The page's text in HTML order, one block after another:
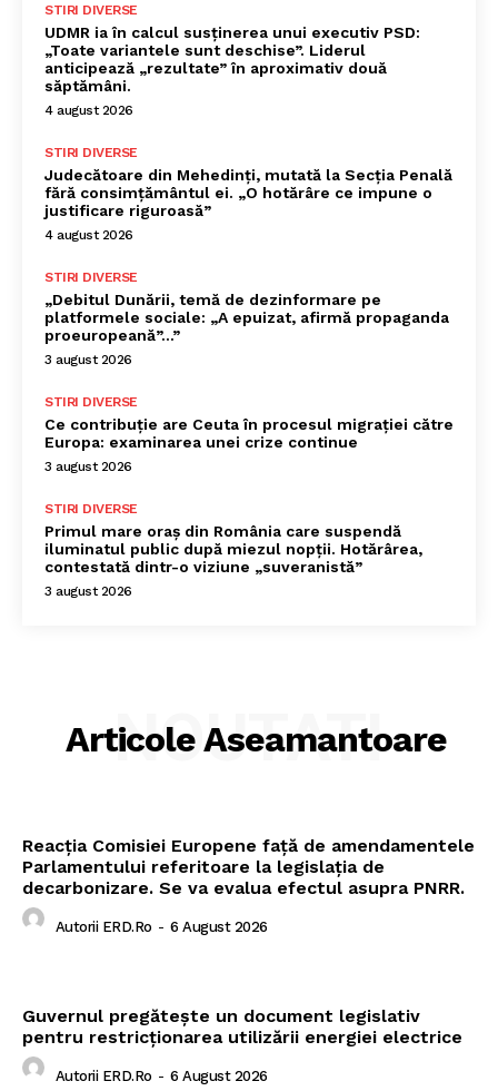
STIRI DIVERSE
UDMR ia în calcul susținerea unui executiv PSD:
„Toate variantele sunt deschise”. Liderul
anticipează „rezultate” în aproximativ două
săptămâni.
4 august 2026
STIRI DIVERSE
Judecătoare din Mehedinți, mutată la Secția Penală
fără consimțământul ei. „O hotărâre ce impune o
justificare riguroasă”
4 august 2026
STIRI DIVERSE
„Debitul Dunării, temă de dezinformare pe
platformele sociale: „A epuizat, afirmă propaganda
proeuropeană”…”
3 august 2026
STIRI DIVERSE
Ce contribuție are Ceuta în procesul migrației către
Europa: examinarea unei crize continue
3 august 2026
STIRI DIVERSE
Primul mare oraș din România care suspendă
iluminatul public după miezul nopții. Hotărârea,
contestată dintr-o viziune „suveranistă”
3 august 2026
Articole Aseamantoare
NOUTATI
Reacția Comisiei Europene față de amendamentele
Parlamentului referitoare la legislația de
decarbonizare. Se va evalua efectul asupra PNRR.
Autorii ERD.ro - 6 August 2026
Guvernul pregătește un document legislativ
pentru restricționarea utilizării energiei electrice
Autorii ERD.ro - 6 August 2026